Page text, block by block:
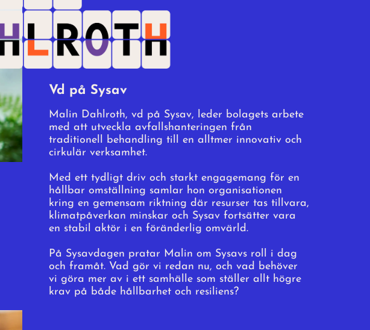
Vd på Sysav
Malin Dahlroth, vd på Sysav, leder bolagets arbete
med att utveckla avfallshanteringen från
traditionell behandling till en alltmer innovativ och
cirkulär verksamhet.
Med ett tydligt driv och starkt engagemang för en
hållbar omställning samlar hon organisationen
kring en gemensam riktning där resurser tas tillvara,
klimatpåverkan minskar och Sysav fortsätter vara
en stabil aktör i en föränderlig omvärld.
På Sysavdagen pratar Malin om Sysavs roll i dag
och framåt. Vad gör vi redan nu, och vad behöver
vi göra mer av i ett samhälle som ställer allt högre
krav på både hållbarhet och resiliens?